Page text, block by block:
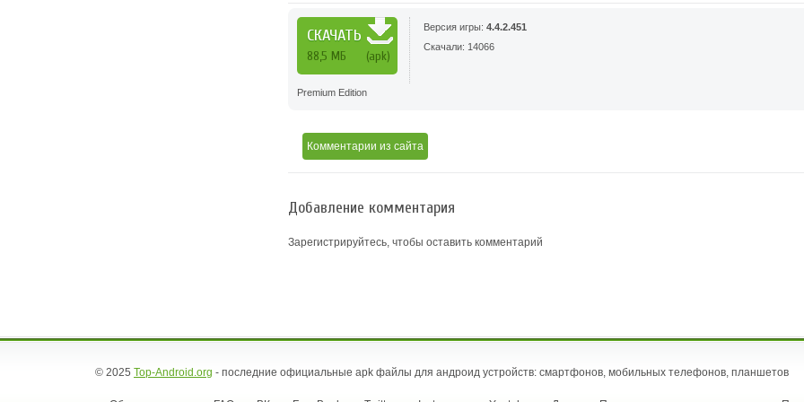
СКАЧАТЬ
88,5 MБ (apk)
Версия игры: 4.4.2.451
Скачали: 14066
Premium Edition
Комментарии из сайта
Добавление комментария
Зарегистрируйтесь, чтобы оставить комментарий
© 2025 Top-Android.org - последние официальные apk файлы для андроид устройств: смартфонов, мобильных телефонов, планшетов